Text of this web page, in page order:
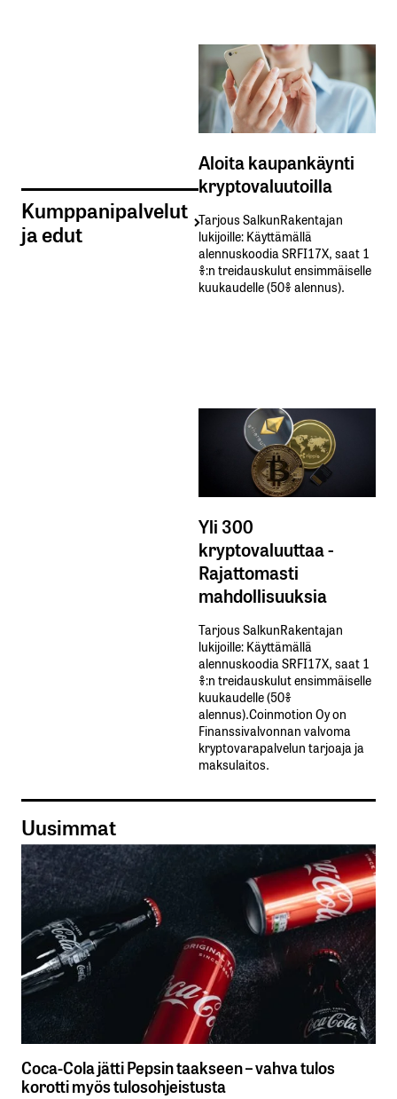
Kumppanipalvelut
ja edut
Aloita kaupankäynti
kryptovaluutoilla
Tarjous SalkunRakentajan
lukijoille: Käyttämällä​ ​
alennuskoodia​ ​SRFI17X,​ ​saat​ ​1
%:n treidauskulut​ ​ensimmäiselle​ ​
kuukaudelle​ ​(50%​ ​alennus).
Yli 300
kryptovaluuttaa -
Rajattomasti
mahdollisuuksia
Tarjous SalkunRakentajan
lukijoille: Käyttämällä​ ​
alennuskoodia​ ​SRFI17X,​ ​saat​ ​1
%:n treidauskulut​ ​ensimmäiselle​ ​
kuukaudelle​ ​(50%​ ​
alennus).Coinmotion Oy on
Finanssivalvonnan valvoma
kryptovarapalvelun tarjoaja ja
maksulaitos.
Uusimmat
Coca-Cola jätti Pepsin taakseen – vahva tulos
korotti myös tulosohjeistusta